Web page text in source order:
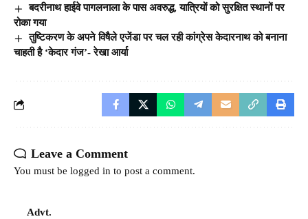
बदरीनाथ हाईवे पागलनाला के पास अवरुद्ध, यात्रियों को सुरक्षित स्थानों पर
रोका गया
तुष्टिकरण के अपने विषैले एजेंडा पर चल रही कांग्रेस केदारनाथ को बनाना
चाहती है ‘केदार गंज’- रेखा आर्या
Leave a Comment
You must be logged in to post a comment.
Advt.